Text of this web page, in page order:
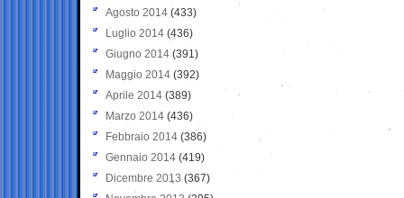
Agosto 2014 (433)
Luglio 2014 (436)
Giugno 2014 (391)
Maggio 2014 (392)
Aprile 2014 (389)
Marzo 2014 (436)
Febbraio 2014 (386)
Gennaio 2014 (419)
Dicembre 2013 (367)